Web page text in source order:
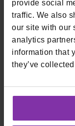
provide social
traffic. We also
our site with our
analytics
information that
they’ve
Nakon
kako biste zatražili
aktivirati uslugu za
Napomena: Ako
mjeseca, jer će se
vašem
prvog u mjesecu.
uredu e-malom